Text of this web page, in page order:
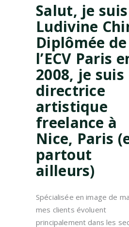
Salut, je suis
Ludivine
Diplômée de
l’ECV Paris
2008, je suis
directrice
artistique
freelance à
Nice, Paris
partout
ailleurs)
Spécialisée en image de
mes clients évoluent
principalement dans les